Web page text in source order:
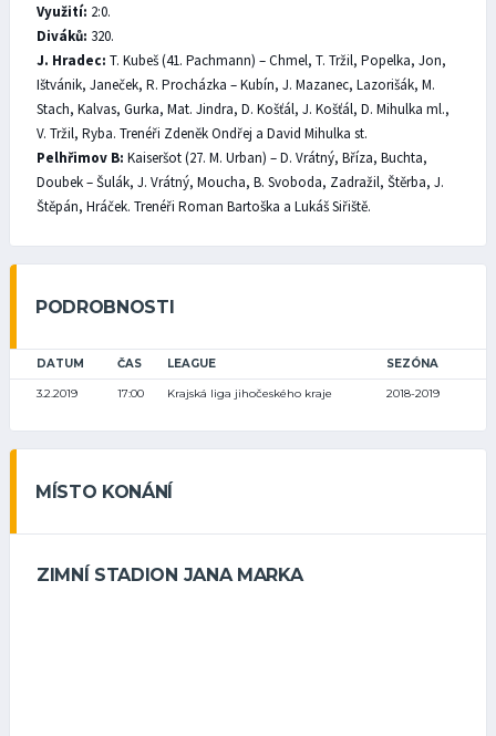
Využití: 2:0.
Diváků: 320.
J. Hradec: T. Kubeš (41. Pachmann) – Chmel, T. Tržil, Popelka, Jon,
Ištvánik, Janeček, R. Procházka – Kubín, J. Mazanec, Lazorišák, M.
Stach, Kalvas, Gurka, Mat. Jindra, D. Košťál, J. Košťál, D. Mihulka ml.,
V. Tržil, Ryba. Trenéři Zdeněk Ondřej a David Mihulka st.
Pelhřimov B: Kaiseršot (27. M. Urban) – D. Vrátný, Bříza, Buchta,
Doubek – Šulák, J. Vrátný, Moucha, B. Svoboda, Zadražil, Štěrba, J.
Štěpán, Hráček. Trenéři Roman Bartoška a Lukáš Siřiště.
PODROBNOSTI
DATUM ČAS LEAGUE SEZÓNA
3.2.2019 17:00 Krajská liga jihočeského kraje 2018-2019
MÍSTO KONÁNÍ
ZIMNÍ STADION JANA MARKA